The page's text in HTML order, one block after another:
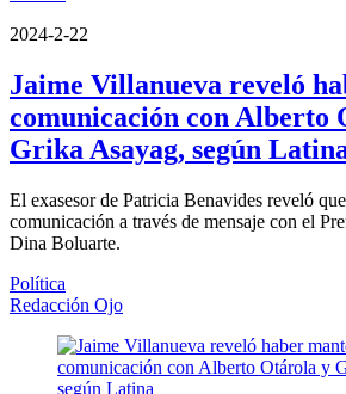
2024-2-22
Jaime Villanueva reveló
comunicación con Alberto
Grika Asayag, según
El exasesor de Patricia Benavides reveló
comunicación a través de mensaje con el
Dina Boluarte.
Política
Redacción Ojo